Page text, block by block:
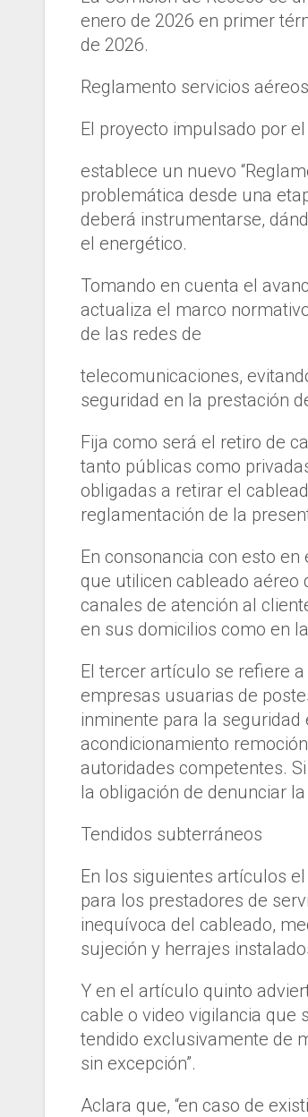
enero de 2026 en primer
de 2026.
Reglamento servicios aéreos
El proyecto impulsado por
establece un nuevo
problemática desde una
deberá instrumentarse,
el energético.
Tomando en cuenta el
actualiza el marco
de las redes de
telecomunicaciones,
seguridad en la prestación
Fija como será el retiro de
tanto públicas como
obligadas a retirar el
reglamentación de la
En consonancia con esto
que utilicen cableado aéreo
canales de atención al
en sus domicilios como en
El tercer artículo se refiere
empresas usuarias de
inminente para la
acondicionamiento
autoridades competentes.
la obligación de denunciar
Tendidos subterráneos
En los siguientes artículos
para los prestadores de
inequívoca del cableado,
sujeción y herrajes
Y en el artículo quinto
cable o video vigilancia que
tendido exclusivamente de
sin excepción”.
Aclara que, “en caso de